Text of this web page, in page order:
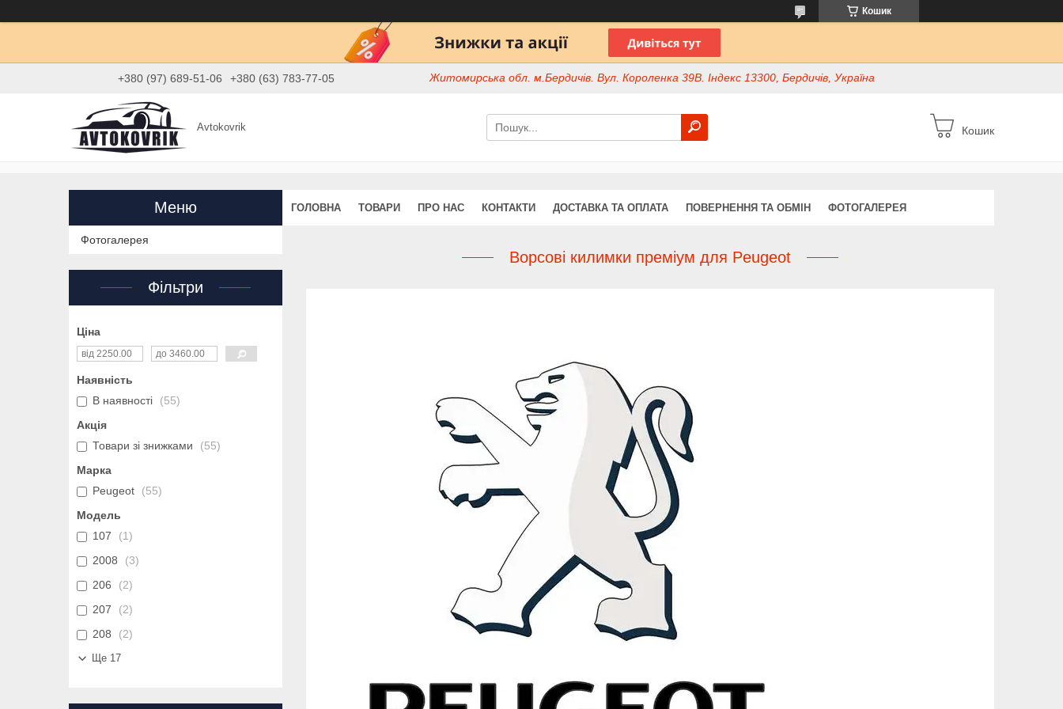
Кошик
+380 (97) 689-51-06 +380 (63) 783-77-05 Житомирська обл. м.Бердичів. Вул. Короленка 39В. Індекс 13300, Бердичів, Україна
Avtokovrik Кошик
ГОЛОВНА ТОВАРИ ПРО НАС КОНТАКТИ ДОСТАВКА ТА ОПЛАТА ПОВЕРНЕННЯ ТА ОБМІН ФОТОГАЛЕРЕЯ
Ворсові килимки преміум для Peugeot
Фотогалерея
Фільтри
Ціна
Наявність
В наявності
55
Акція
Товари зі знижками
55
Марка
Peugeot
55
Модель
107
1
2008
3
206
2
207
2
208
2
Ще 17